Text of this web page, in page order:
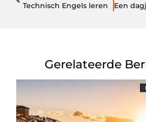
Technisch Engels leren
Gerelateerde